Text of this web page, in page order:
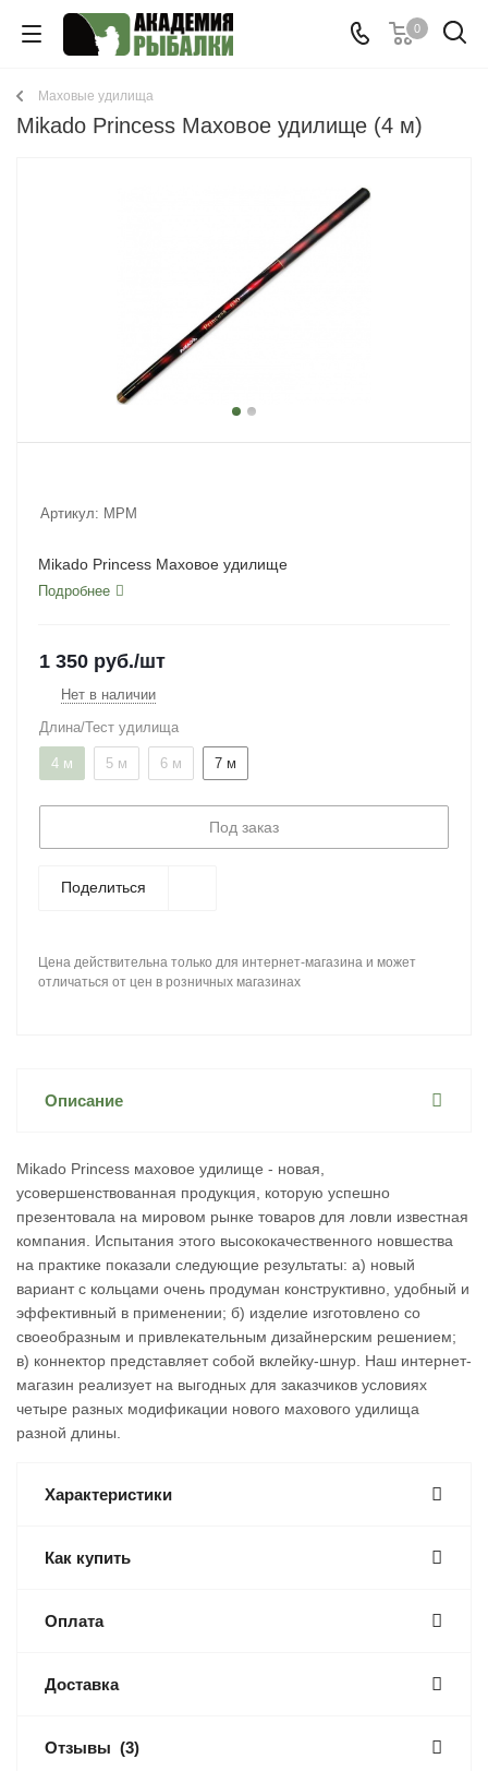
0
Маховые удилища
Mikado Princess Маховое удилище (4 м)
Артикул: MPM
Mikado Princess Маховое удилище
Подробнее
1 350 руб./шт
Нет в наличии
Длина/Тест удилища
4 м 5 м 6 м 7 м
Под заказ
Поделиться
Цена действительна только для интернет-магазина и может
отличаться от цен в розничных магазинах
Описание
Mikado Princess маховое удилище - новая,
усовершенствованная продукция, которую успешно
презентовала на мировом рынке товаров для ловли известная
компания. Испытания этого высококачественного новшества
на практике показали следующие результаты: а) новый
вариант с кольцами очень продуман конструктивно, удобный и
эффективный в применении; б) изделие изготовлено со
своеобразным и привлекательным дизайнерским решением;
в) коннектор представляет собой вклейку-шнур. Наш интернет-
магазин реализует на выгодных для заказчиков условиях
четыре разных модификации нового махового удилища
разной длины.
Характеристики
Как купить
Оплата
Доставка
Отзывы (3)